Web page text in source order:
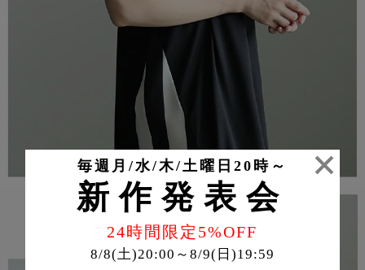
毎週月/水/木/土曜日20時～
新作発表会
24時間限定5%OFF
8/8(土)20:00～8/9(日)19:59